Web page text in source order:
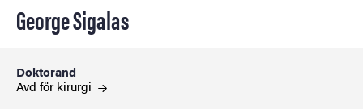
George Sigalas
Doktorand
Avd förkirurgi